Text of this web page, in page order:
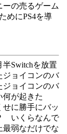
の売るゲーム
めにPS4を導
Switchを放置
ジョイコンのバ
ジョイコンのバ
何が起きた
に勝手にバッ
いくらなんで
最弱なだけでな